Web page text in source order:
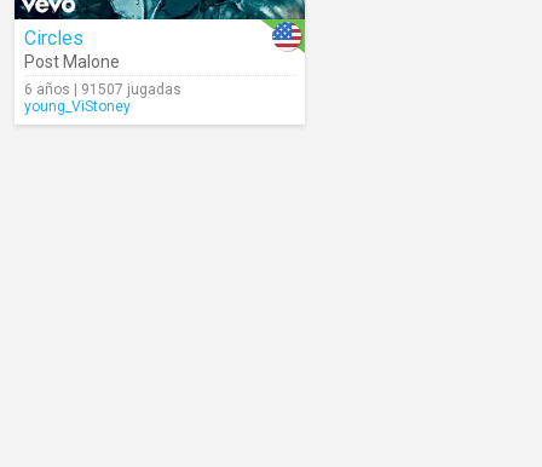
Circles
Post Malone
6 años | 91507 jugadas
young_ViStoney